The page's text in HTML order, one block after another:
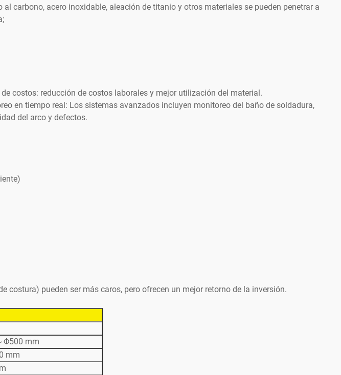
carbono, acero inoxidable, aleación de titanio y otros materiales se pueden penetrar a
de costos: reducción de costos laborales y mejor utilización del material.
en tiempo real: Los sistemas avanzados incluyen monitoreo del baño de soldadura,
del arco y defectos.
pueden ser más caros, pero ofrecen un mejor retorno de la inversión.
Φ500 mm
mm